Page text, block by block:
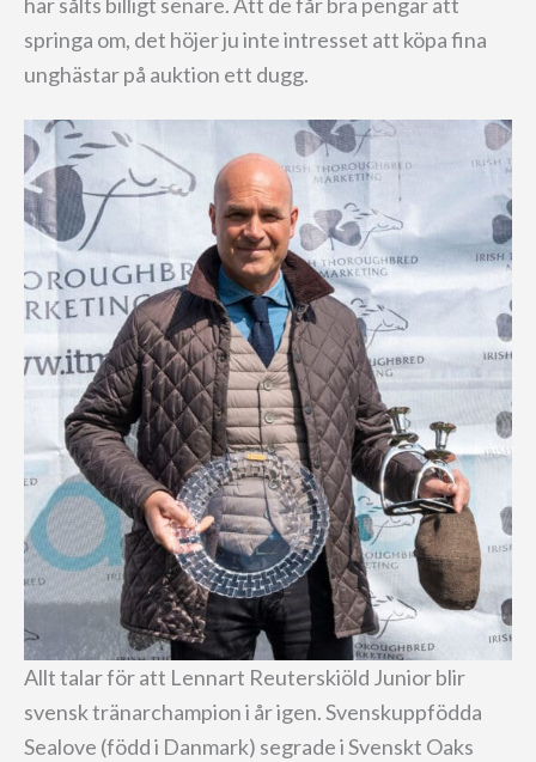
springa om, det höjer ju inte intresset att köpa fina
unghästar på auktion ett dugg.
Allt talar för att Lennart Reuterskiöld Junior blir
svensk tränarchampion i år igen. Svenskuppfödda
Sealove (född i Danmark) segrade i Svenskt Oaks